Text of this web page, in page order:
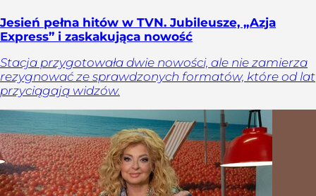
Jesień pełna hitów w TVN. Jubileusze, „Azja
Express” i zaskakująca nowość
Stacja przygotowała dwie nowości, ale nie zamierza
rezygnować ze sprawdzonych formatów, które od lat
przyciągają widzów.